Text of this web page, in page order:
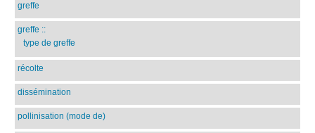
greffe
greffe ::
type de greffe
récolte
dissémination
pollinisation (mode de)